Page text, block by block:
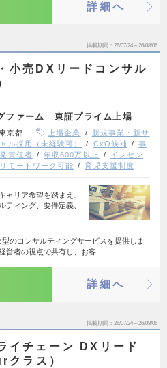
詳細へ
掲載期間 26/07/24～26/08/06
小売DXリードコンサル
ファーム 東証プライム上場
京都 上場企業
新規事業・新サ
ル採用（未経験可） CxO候補
事
責任者 年収600万以上
インセン
リモートワーク可能 育児支援制度
ャリア希望を踏まえ、
ティング、要件定義、
のコンサルティングサービスを提供しま
営者の視点で共有し、お客…
詳細へ
掲載期間 26/07/24～26/08/06
イチェーン DXリード
クラス）